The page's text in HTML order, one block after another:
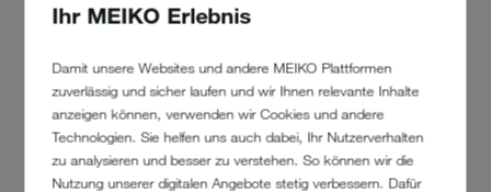
Ihr MEIKO Erlebnis
Damit unsere Websites und andere MEIKO Plattformen
zuverlässig und sicher laufen und wir Ihnen relevante Inhalte
anzeigen können, verwenden wir Cookies und andere
Technologien. Sie helfen uns auch dabei, Ihr Nutzerverhalten
zu analysieren und besser zu verstehen. So können wir die
Nutzung unserer digitalen Angebote stetig verbessern. Dafür
UNTERSCHIEDLICHES
GESCHIRR BRAUCHT
UNTERSCHIEDLICHE
REINIGER